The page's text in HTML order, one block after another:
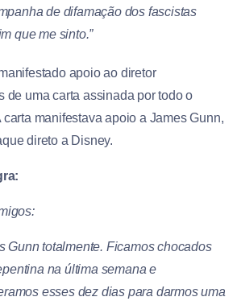
de difamação dos fascistas
que me sinto.”
apoio ao diretor
de uma carta assinada por todo o
manifestava apoio a James Gunn,
direto a Disney.
Gunn totalmente. Ficamos chocados
na última semana e
esses dez dias para darmos uma